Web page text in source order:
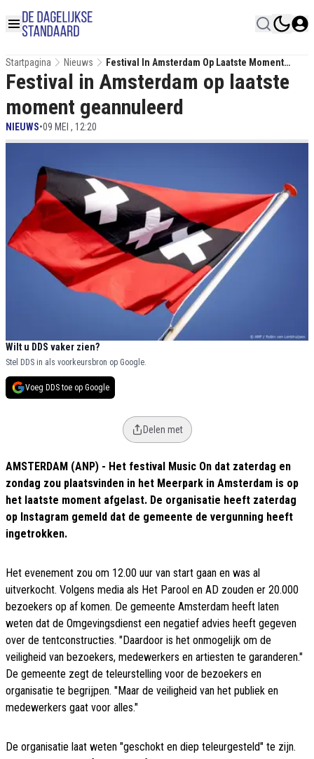
Startpagina Nieuws
Festival In Amsterdam Op Laatste Moment
Geannuleerd
Festival in Amsterdam op laatste
moment geannuleerd
NIEUWS•09 MEI , 12:20
Wilt u DDS vaker zien?
Stel DDS in als voorkeursbron op Google.
Voeg DDS toe op Google
Delen met
AMSTERDAM (ANP) - Het festival Music On dat zaterdag en
zondag zou plaatsvinden in het Meerpark in Amsterdam is op
het laatste moment afgelast. De organisatie heeft zaterdag
op Instagram gemeld dat de gemeente de vergunning heeft
ingetrokken.
Het evenement zou om 12.00 uur van start gaan en was al
uitverkocht. Volgens media als Het Parool en AD zouden er 20.000
bezoekers op af komen. De gemeente Amsterdam heeft laten
weten dat de Omgevingsdienst een negatief advies heeft gegeven
over de tentconstructies. "Daardoor is het onmogelijk om de
veiligheid van bezoekers, medewerkers en artiesten te garanderen."
De gemeente zegt de teleurstelling voor de bezoekers en
organisatie te begrijpen. "Maar de veiligheid van het publiek en
medewerkers gaat voor alles."
De organisatie laat weten "geschokt en diep teleurgesteld" te zijn.